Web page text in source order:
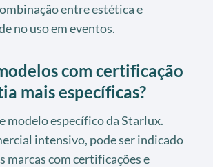
entre estética e
no uso em eventos.
com certificação
mais específicas?
modelo específico da Starlux.
intensivo, pode ser indicado
marcas com certificações e